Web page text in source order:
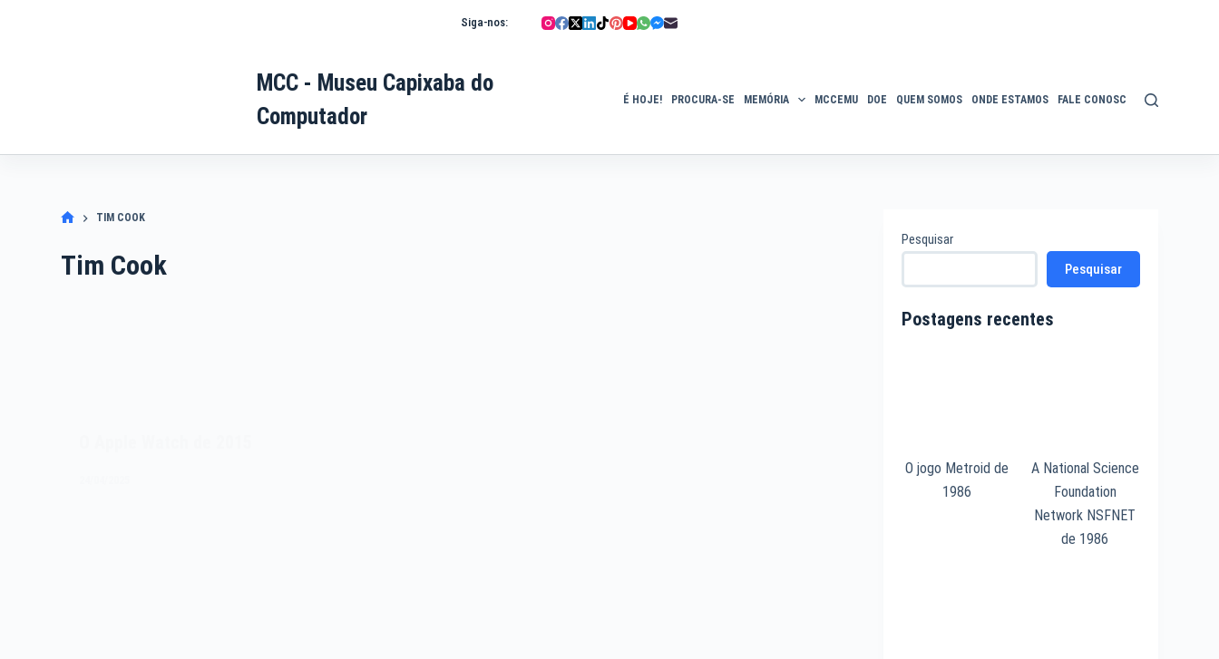
Siga-nos:
MCC - Museu Capixaba do
Computador
É HOJE! PROCURA-SE MEMÓRIA MCCEMU DOE QUEM SOMOS ONDE ESTAMOS FALE CONOSCO POLÍTICA DE
TIM COOK
Tim Cook
Pesquisar
Pesquisar
Postagens recentes
O jogo Metroid de
1986
A National Science
Foundation
Network NSFNET
de 1986